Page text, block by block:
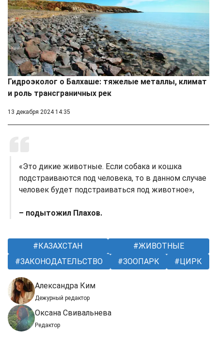
Гидроэколог о Балхаше: тяжелые металлы, климат
и роль трансграничных рек
13 декабря 2024 14:35
«Это дикие животные. Если собака и кошка
подстраиваются под человека, то в данном случае
человек будет подстраиваться под животное»,
– подытожил Плахов.
КАЗАХСТАН
ЖИВОТНЫЕ
ЗАКОНОДАТЕЛЬСТВО
ЗООПАРК ЦИРК
Александра Ким
Дежурный редактор
Оксана Свивальнева
Редактор